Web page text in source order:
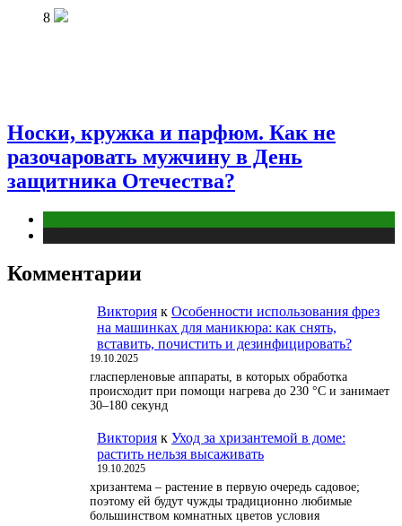
8
Носки, кружка и парфюм. Как не
разочаровать мужчину в День
защитника Отечества?
Комментарии
Виктория к Особенности использования фрез
на машинках для маникюра: как снять,
вставить, почистить и дезинфицировать?
19.10.2025
гласперленовые аппараты, в которых обработка
происходит при помощи нагрева до 230 °С и занимает
30–180 секунд
Виктория к Уход за хризантемой в доме:
растить нельзя высаживать
19.10.2025
хризантема – растение в первую очередь садовое;
поэтому ей будут чужды традиционно любимые
большинством комнатных цветов условия